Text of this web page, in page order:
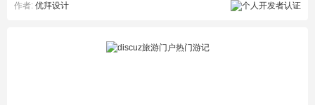
作者: 优拜设计